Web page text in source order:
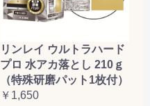
リンレイ ウルトラハード
プロ 水アカ落とし 210ｇ
（特殊研磨パット1枚付）
￥1,650